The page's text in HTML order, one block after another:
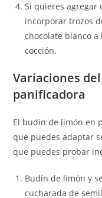
Si quieres agregar
incorporar trozos
chocolate blanco
cocción.
Variaciones
panificadora
El budín de limón en
que puedes adaptar
que puedes probar
Budín de limón y
cucharada de